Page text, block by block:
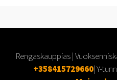
Rengaskauppias |
+358415729660| Y-